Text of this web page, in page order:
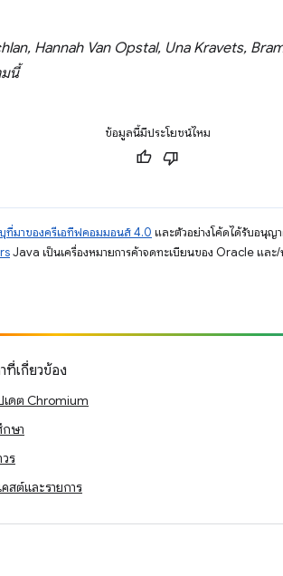
Hannah Van Opstal, Una Kravets,
มนี้
ข้อมูลนี้มีประโยชน์ไหม
ที่มาของครีเอทีฟคอมมอนส์ 4.0 และตัวอย่างโค้ดได้รับอนุญ
Java เป็นเครื่องหมายการค้าจดทะเบียนของ Oracle และ/
ที่เกี่ยวข้อง
เดต Chromium
ษา
ร
สต์และรายการ